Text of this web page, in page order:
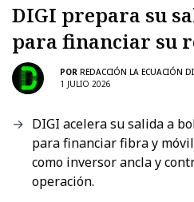
DIGI prepara su
para financiar su
POR REDACCIÓN LA ECUACIÓN
1 JULIO 2026
DIGI acelera su salida a
para financiar fibra y
como inversor ancla y
operación.